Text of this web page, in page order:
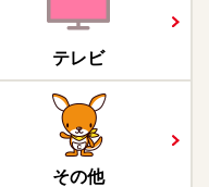
テレビ
その他